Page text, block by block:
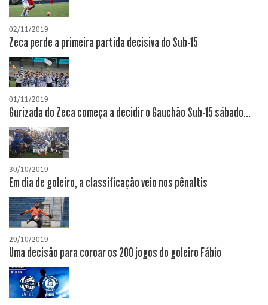
02/11/2019
Zeca perde a primeira partida decisiva do Sub-15
01/11/2019
Gurizada do Zeca começa a decidir o Gauchão Sub-15 sábado...
30/10/2019
Em dia de goleiro, a classificação veio nos pênaltis
29/10/2019
Uma decisão para coroar os 200 jogos do goleiro Fábio